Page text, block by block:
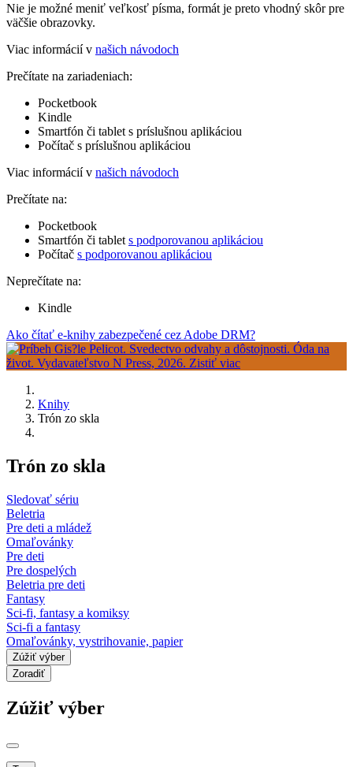
Nie je možné meniť veľkosť písma, formát je preto vhodný skôr pre
väčšie obrazovky.
Viac informácií v našich návodoch
Prečítate na zariadeniach:
Pocketbook
Kindle
Smartfón či tablet s príslušnou aplikáciou
Počítač s príslušnou aplikáciou
Viac informácií v našich návodoch
Prečítate na:
Pocketbook
Smartfón či tablet s podporovanou aplikáciou
Počítač s podporovanou aplikáciou
Neprečítate na:
Kindle
Ako čítať e-knihy zabezpečené cez Adobe DRM?
Knihy
Trón zo skla
Trón zo skla
Sledovať sériu
Beletria
Pre deti a mládež
Omaľovánky
Pre deti
Pre dospelých
Beletria pre deti
Fantasy
Sci-fi, fantasy a komiksy
Sci-fi a fantasy
Omaľovánky, vystrihovanie, papier
Zúžiť výber
Zoradiť
Zúžiť výber